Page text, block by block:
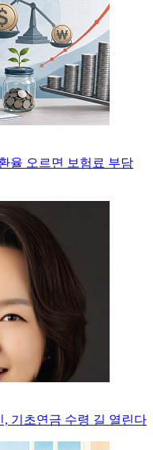
율 오르면 보험료 부담
기초연금 수령 길 열린다